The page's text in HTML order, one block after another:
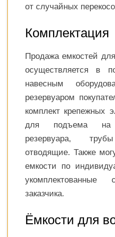
от случайных
Комплектация
Продажа емкостей
осуществляется в
навесным
резервуаром
комплект крепежных
для подъема на
резервуара,
отводящие. Также
емкости по
укомплектованные
заказчика.
Ёмкости для